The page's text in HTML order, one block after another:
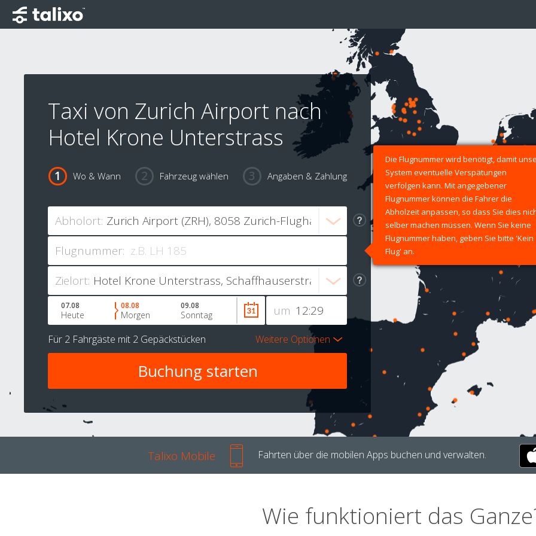
Taxi von Zurich Airport nach
Hotel Krone Unterstrass
Wo & Wann Fahrzeug wählen Angaben & Zahlung
Abholort:
Flugnummer:
Die Flugnummer wird benötigt, damit
System eventuelle Verspätungen
verfolgen kann. Mit angegebener
Flugnummer können die Fahrer die
Abholzeit anpassen, so dass Sie dies
selber machen müssen. Wenn Sie keine
Flugnummer haben, geben Sie bitte 'Kein
Flug' an.
Zielort:
um
07.08
Heute
08.08
Morgen
09.08
Sonntag
Für 2 Fahrgäste mit 2 Gepäckstücken Weitere Optionen
Talixo Mobile Fahrten über die mobilen Apps buchen und verwalten.
Wie funktioniert das